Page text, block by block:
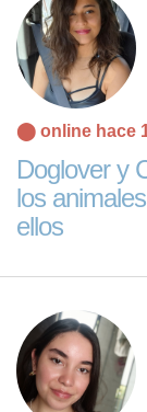
⬤ online hace
Doglover y
los
ellos